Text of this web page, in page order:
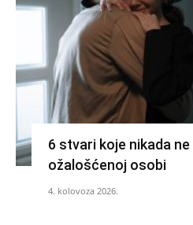
6 stvari koje nikada
ožalošćenoj osobi
4. kolovoza 2026.